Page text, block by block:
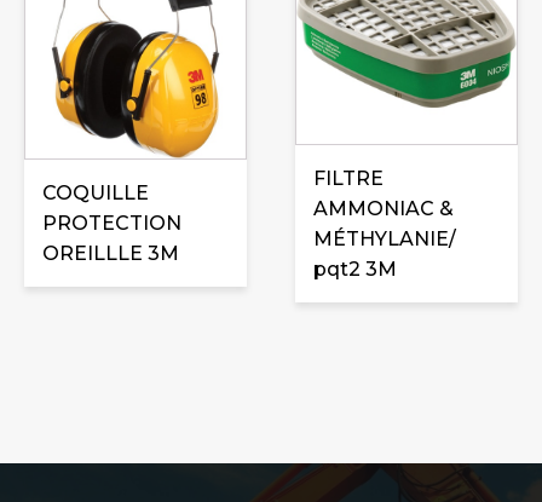
COQUILLE
PROTECTION
OREILLLE 3M
FILTRE
AMMONIAC &
MÉTHYLANIE/
pqt2 3M